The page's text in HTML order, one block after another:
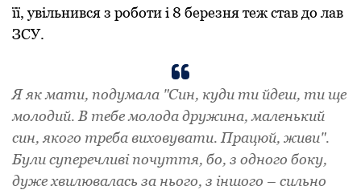
її, увільнився з роботи і 8 березня теж став до лав
ЗСУ.
Я як мати, подумала "Син, куди ти йдеш, ти ще
молодий. В тебе молода дружина, маленький
син, якого треба виховувати. Працюй, живи".
Були суперечливі почуття, бо, з одного боку,
дуже хвилювалась за нього, з іншого – сильно